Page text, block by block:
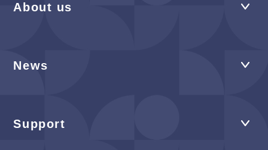
About us
News
Support